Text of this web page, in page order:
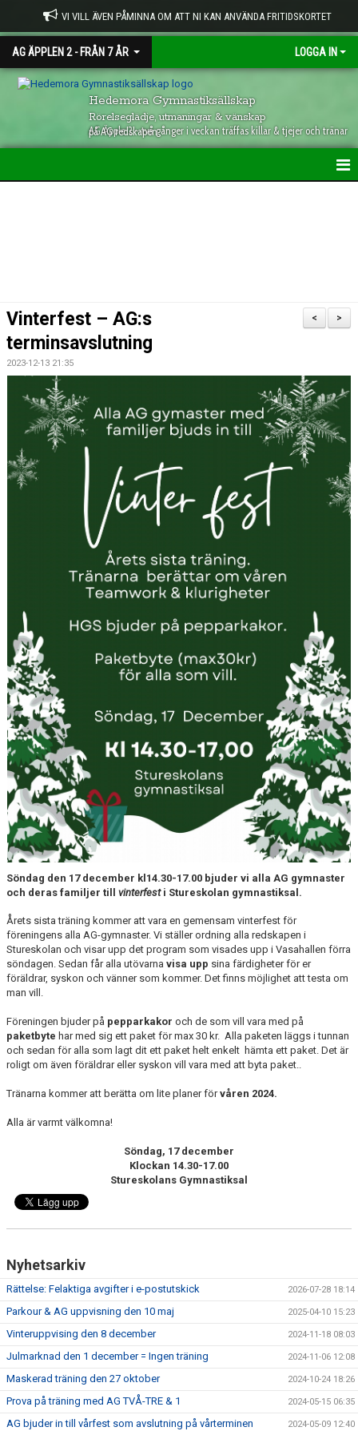
VI VILL ÄVEN PÅMINNA OM ATT NI KAN ANVÄNDA FRITIDSKORTET
AG ÄPPLEN 2 - FRÅN 7 ÅR LOGGA IN
Hedemora Gymnastiksällskap
Rörelseglädje, utmaningar & vänskap
AG Äpple 2 - två gånger i veckan träffas killar & tjejer och tränar på AG redskapen
>
<
Vinterfest – AG:s
terminsavslutning
2023-12-13 21:35
Söndag den 17 december kl14.30-17.00 bjuder vi alla AG gymnaster
och deras familjer till vinterfesti Stureskolan gymnastiksal.
Årets sista träning kommer att vara en gemensam vinterfest för
föreningens alla AG-gymnaster. Vi ställer ordning alla redskapen i
Stureskolan och visar upp det program som visades upp i Vasahallen förra
söndagen. Sedan får alla utövarna visa upp sina färdigheter för er
föräldrar, syskon och vänner som kommer. Det finns möjlighet att testa om
man vill.
Föreningen bjuder på pepparkakor och de som vill vara med på
paketbyte har med sig ett paket för max 30 kr. Alla paketen läggs i tunnan
och sedan för alla som lagt dit ett paket helt enkelt hämta ett paket. Det är
roligt om även föräldrar eller syskon vill vara med att byta paket..
Tränarna kommer att berätta om lite planer förvåren 2024.
Alla är varmt välkomna!
Söndag, 17 december
Klockan 14.30-17.00
Stureskolans Gymnastiksal
Nyhetsarkiv
Rättelse: Felaktiga avgifter i e-postutskick 2026-07-28 18:14
Parkour & AG uppvisning den 10 maj 2025-04-10 15:23
Vinteruppvising den 8 december 2024-11-18 08:03
Julmarknad den 1 december = Ingen träning 2024-11-06 12:08
Maskerad träning den 27 oktober 2024-10-24 18:26
Prova på träning med AG TVÅ-TRE & 1 2024-05-15 06:35
AG bjuder in till vårfest som avslutning på vårterminen 2024-05-09 12:40